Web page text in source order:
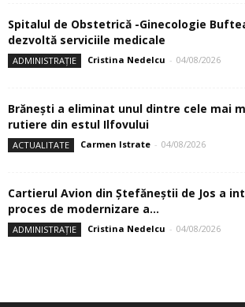
Spitalul de Obstetrică -Ginecologie
dezvoltă serviciile medicale
ADMINISTRAȚIE Cristina Nedelcu - 04/08/2026
Brănești a eliminat unul dintre cele mai
rutiere din estul Ilfovului
ACTUALITATE Carmen Istrate - 04/08/2026
Cartierul Avion din Ştefăneştii de Jos a
proces de modernizare a...
ADMINISTRAȚIE Cristina Nedelcu - 04/08/2026